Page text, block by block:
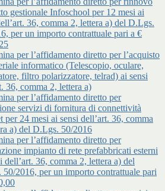
gestionale Infoschool per 12 mesi ai
36, comma 2, lettera a) del D.Lgs.
per un importo contrattuale pari a €
per l’affidamento diretto per l’acquisto
informatico (Telescopio, oculare,
filtro polarizzatore, telrad) ai sensi
36, comma 2, lettera a)
per l’affidamento diretto per
servizi di fornitura di connettività
per 24 mesi ai sensi dell’art. 36, comma
a) del D.Lgs. 50/2016
per l’affidamento diretto per
impianto di rete prefabbricati esterni
dell’art. 36, comma 2, lettera a) del
2016, per un importo contrattuale pari